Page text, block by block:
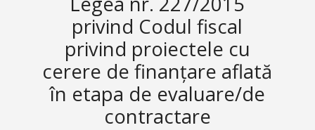
privind Codul fiscal
privind proiectele cu
cerere de finanțare aflată
în etapa de evaluare/de
contractare